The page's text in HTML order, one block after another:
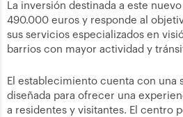
La inversión destinada a este
490.000 euros y responde al
sus servicios especializados en
barrios con mayor actividad y
El establecimiento cuenta con una
diseñada para ofrecer una
a residentes y visitantes. El centro